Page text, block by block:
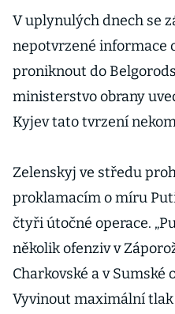
V uplynulých dnech se
nepotvrzené informace
proniknout do
ministerstvo obrany
Kyjev tato tvrzení
Zelenskyj ve středu
proklamacím o míru
čtyři útočné operace.
několik ofenziv v
Charkovské a v Sumské
Vyvinout maximální